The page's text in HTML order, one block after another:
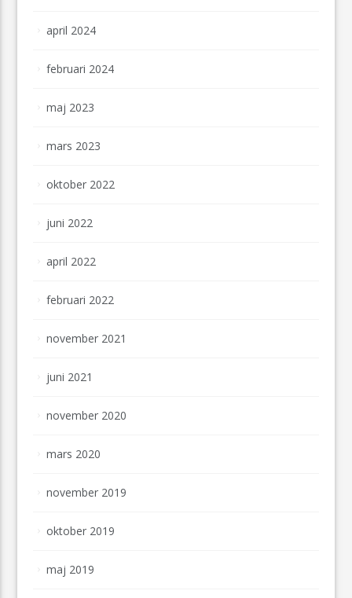
april 2024
februari 2024
maj 2023
mars 2023
oktober 2022
juni 2022
april 2022
februari 2022
november 2021
juni 2021
november 2020
mars 2020
november 2019
oktober 2019
maj 2019